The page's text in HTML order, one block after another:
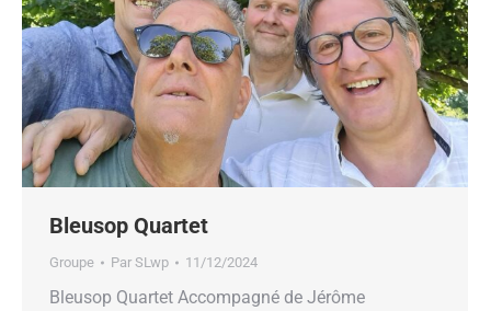
Bleusop Quartet
Groupe Par SLwp 11/12/2024
Bleusop Quartet Accompagné de Jérôme